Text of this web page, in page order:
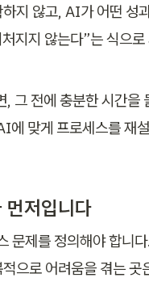
지 않고, AI가 어떤 성
지지 않는다”는 식으
, 그 전에 충분한 시간을
에 맞게 프로세스를 재
저입니다
문제를 정의해야 합니
으로 어려움을 겪는 곳